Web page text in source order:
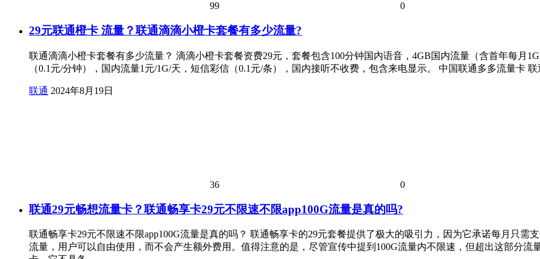
99 0
29元联通橙卡 流量？联通滴滴小橙卡套餐有多少流量?
联通滴滴小橙卡套餐有多少流量？ 滴滴小橙卡套餐资费29元，套餐包含100分钟国内语音，4GB国内流量（含首年每月
（0.1元/分钟），国内流量1元/1G/天，短信彩信（0.1元/条），国内接听不收费，包含来电显示。 中国联通多多流量卡
联通 2024年8月19日
36 0
联通29元畅想流量卡？联通畅享卡29元不限速不限app100G流量是真的吗?
联通畅享卡29元不限速不限app100G流量是真的吗？ 联通畅享卡的29元套餐提供了极大的吸引力，因为它承诺每月只需
流量，用户可以自由使用，而不会产生额外费用。值得注意的是，尽管宣传中提到100G流量内不限速，但超出这部分流